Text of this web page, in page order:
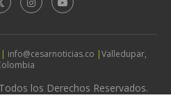
| info@cesarnoticias.co |Valledupar,
los Derechos Reservados.